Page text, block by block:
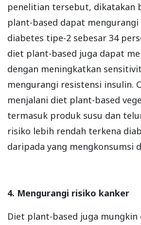
penelitian tersebut, dikatakan
plant-based dapat
diabetes tipe-2 sebesar 34
diet plant-based juga dapat
dengan meningkatkan
mengurangi resistensi insulin.
menjalani diet plant-based
termasuk produk susu dan
risiko lebih rendah terkena
daripada yang mengkonsumsi
4. Mengurangi risiko kanker
Diet plant-based juga mungkin